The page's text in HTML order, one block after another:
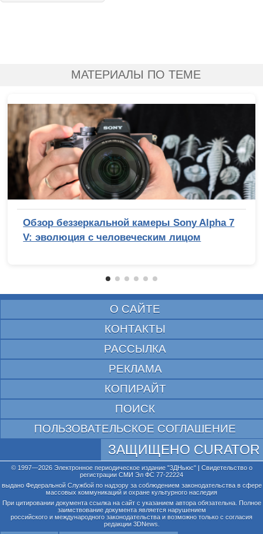
МАТЕРИАЛЫ ПО ТЕМЕ
Обзор беззеркальной камеры Sony Alpha 7
V: эволюция с человеческим лицом
О САЙТЕ
КОНТАКТЫ
РАССЫЛКА
РЕКЛАМА
КОПИРАЙТ
ПОИСК
ПОЛЬЗОВАТЕЛЬСКОЕ СОГЛАШЕНИЕ
ЗАЩИЩЕНО CURATOR
© 1997—2026 Электронное периодическое издание "3ДНьюс" | Свидетельство о
регистрации СМИ Эл ФС 77-22224
выдано Федеральной Службой по надзору за соблюдением законодательства в сфере
массовых коммуникаций и охране культурного наследия
При цитировании документа ссылка на сайт с указанием автора обязательна. Полное
заимствование документа является нарушением
российского и международного законодательства и возможно только с согласия
редакции 3DNews.